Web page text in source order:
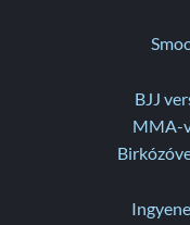
BJJ
MMA-